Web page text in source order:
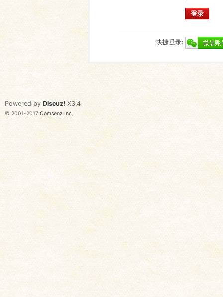
登录
快捷登录:
Powered by Discuz! X3.4
© 2001-2017 Comsenz Inc.